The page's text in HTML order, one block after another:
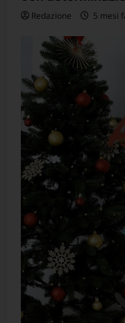
Redazione 5 mesi